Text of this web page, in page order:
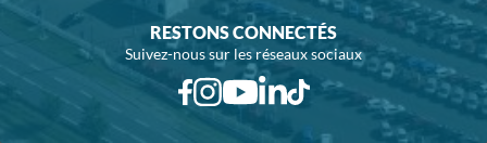
RESTONS CONNECTÉS
Suivez-nous sur les réseaux sociaux